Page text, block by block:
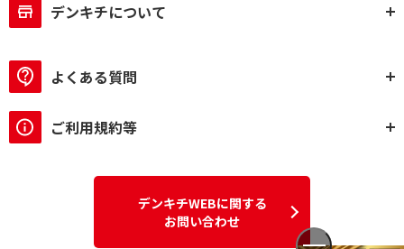
デンキチについて
よくある質問
ご利用規約等
デンキチWEBに関する
お問い合わせ